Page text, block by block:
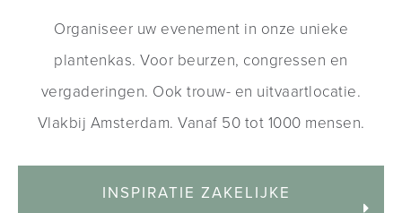
Organiseer uw evenement in onze unieke
plantenkas. Voor beurzen, congressen en
vergaderingen. Ook trouw- en uitvaartlocatie.
Vlakbij Amsterdam. Vanaf 50 tot 1000 mensen.
INSPIRATIE ZAKELIJKE